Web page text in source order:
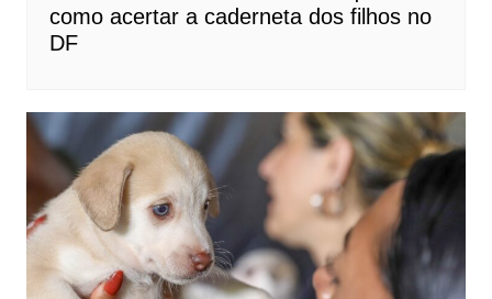
como acertar a caderneta dos filhos no
DF